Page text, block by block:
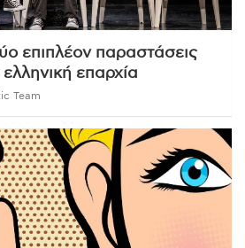
επιπλέον παραστάσεις
επαρχία
Team